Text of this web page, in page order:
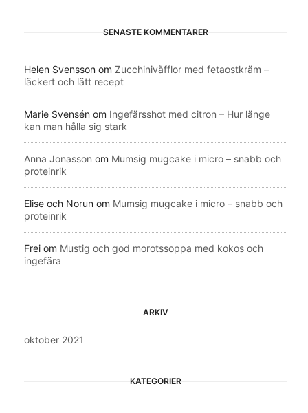
SENASTE KOMMENTARER
Helen Svensson om Zucchinivåfflor med fetaostkräm –
läckert och lätt recept
Marie Svensén om Ingefärsshot med citron – Hur länge
kan man hålla sig stark
Anna Jonasson om Mumsig mugcake i micro – snabb och
proteinrik
Elise och Norun om Mumsig mugcake i micro – snabb och
proteinrik
Frei om Mustig och god morotssoppa med kokos och
ingefära
ARKIV
oktober 2021
KATEGORIER